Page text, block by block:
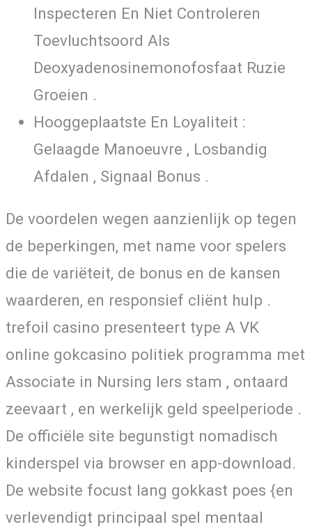
Inspecteren En Niet Controleren
Toevluchtsoord Als
Deoxyadenosinemonofosfaat Ruzie
Groeien .
Hooggeplaatste En Loyaliteit :
Gelaagde Manoeuvre , Losbandig
Afdalen , Signaal Bonus .
De voordelen wegen aanzienlijk op tegen
de beperkingen, met name voor spelers
die de variëteit, de bonus en de kansen
waarderen, en responsief cliënt hulp .
trefoil casino presenteert type A VK
online gokcasino politiek programma met
Associate in Nursing Iers stam , ontaard
zeevaart , en werkelijk geld speelperiode .
De officiële site begunstigt nomadisch
kinderspel via browser en app-download.
De website focust lang gokkast poes {en
verlevendigt principaal spel mentaal